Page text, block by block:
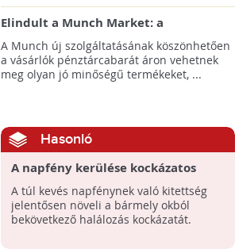
Elindult a Munch Market: a
pazarláscsökkentő piactér
A Munch új szolgáltatásának köszönhetően
a vásárlók pénztárcabarát áron vehetnek
meg olyan jó minőségű termékeket, ...
Hasonló
A napfény kerülése kockázatos
A túl kevés napfénynek való kitettség
jelentősen növeli a bármely okból
bekövetkező halálozás kockázatát.